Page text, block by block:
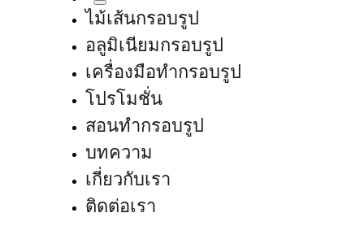
ไม้เส้นกรอบรูป
อลูมิเนียมกรอบรูป
เครื่องมือทำกรอบรูป
โปรโมชั่น
สอนทำกรอบรูป
บทความ
เกี่ยวกับเรา
ติดต่อเรา